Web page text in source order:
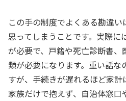
この手の制度でよくある勘違
思ってしまうことです。実際に
が必要で、戸籍や死亡診断書、
類が必要になります。重い話な
すが、手続きが遅れるほど家計
家族だけで抱えず、自治体窓口